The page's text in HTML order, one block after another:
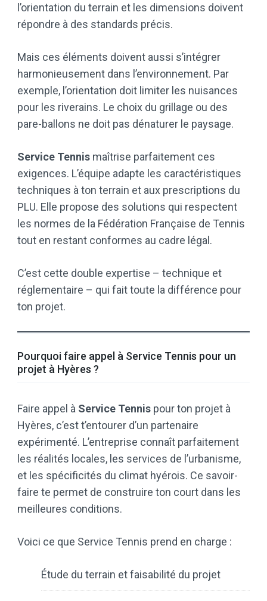
l’orientation du terrain et les dimensions doivent
répondre à des standards précis.
Mais ces éléments doivent aussi s’intégrer
harmonieusement dans l’environnement. Par
exemple, l’orientation doit limiter les nuisances
pour les riverains. Le choix du grillage ou des
pare-ballons ne doit pas dénaturer le paysage.
Service Tennis maîtrise parfaitement ces
exigences. L’équipe adapte les caractéristiques
techniques à ton terrain et aux prescriptions du
PLU. Elle propose des solutions qui respectent
les normes de la Fédération Française de Tennis
tout en restant conformes au cadre légal.
C’est cette double expertise – technique et
réglementaire – qui fait toute la différence pour
ton projet.
Pourquoi faire appel à Service Tennis pour un
projet à Hyères ?
Faire appel à Service Tennis pour ton projet à
Hyères, c’est t’entourer d’un partenaire
expérimenté. L’entreprise connaît parfaitement
les réalités locales, les services de l’urbanisme,
et les spécificités du climat hyérois. Ce savoir-
faire te permet de construire ton court dans les
meilleures conditions.
Voici ce que Service Tennis prend en charge :
Étude du terrain et faisabilité du projet